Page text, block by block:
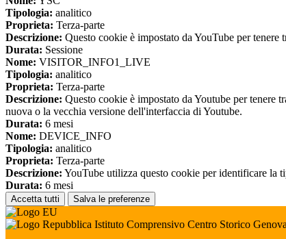
Tipologia: analitico
Proprieta: Terza-parte
Descrizione: Questo cookie è impostato da YouTube per
Durata: Sessione
Nome: VISITOR_INFO1_LIVE
Tipologia: analitico
Proprieta: Terza-parte
Descrizione: Questo cookie è impostato da Youtube per tenere
nuova o la vecchia versione dell'interfaccia di Youtube.
Durata: 6 mesi
Nome: DEVICE_INFO
Tipologia: analitico
Proprieta: Terza-parte
Descrizione: YouTube utilizza questo cookie per identificare la
Durata: 6 mesi
Accetta tutti Salva le preferenze
Istituto Comprensivo Centro Storico Genova